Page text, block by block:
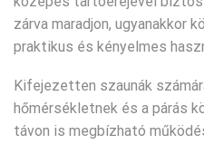
zárva maradjon, ugyanakkor
praktikus és kényelmes
Kifejezetten szaunák
hőmérsékletnek és a párás
távon is megbízható